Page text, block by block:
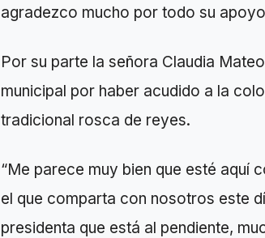
agradezco mucho por todo su
Por su parte la señora Claudia
municipal por haber acudido a la
tradicional rosca de reyes.
“Me parece muy bien que esté aquí
el que comparta con nosotros este
presidenta que está al pendiente,